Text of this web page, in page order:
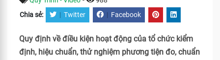
Chia sẻ: | Twitter | Facebook
Quy định về điều kiện hoạt động của tổ chức kiểm
định, hiệu chuẩn, thử nghiệm phương tiện đo, chuẩn